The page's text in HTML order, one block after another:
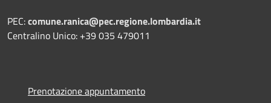
PEC:comune.ranica@pec.regione.lombardia.it
Centralino Unico: +39 035 479011
Prenotazione appuntamento